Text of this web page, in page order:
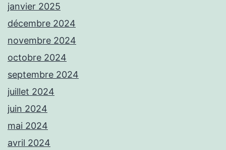
janvier 2025
décembre 2024
novembre 2024
octobre 2024
septembre 2024
juillet 2024
juin 2024
mai 2024
avril 2024